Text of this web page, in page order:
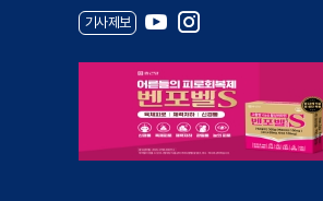
기사제보